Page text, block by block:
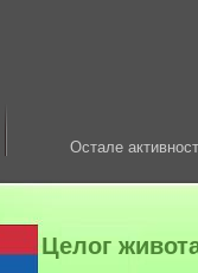
Остале
Целог